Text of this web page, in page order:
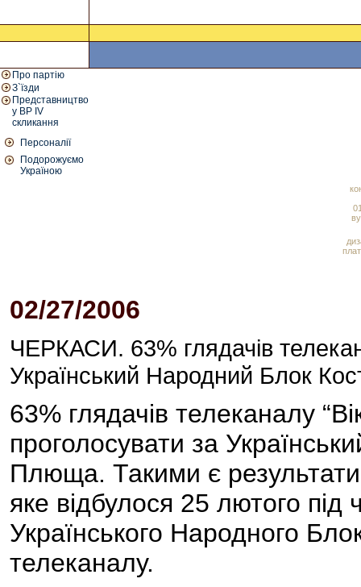
Про партію
З`їзди
Представництво
у ВР IV
скликання
Персоналії
Подорожуємо
Україною
02/27/2006
ЧЕРКАСИ. 63% глядачів
Український Народний Блок
63% глядачів телеканалу
проголосувати за
Плюща. Такими є
яке відбулося 25 лютого
Українського Народного
телеканалу.